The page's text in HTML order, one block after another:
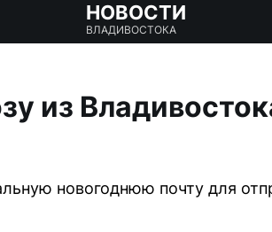
НОВОСТИ
ВЛАДИВОСТОКА
из
новогоднюю почту для